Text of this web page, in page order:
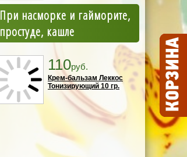
При насморке и гайморите,
простуде, кашле
110руб.
Крем-бальзам Леккос
Тонизирующий 10 гр.